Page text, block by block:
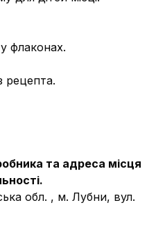
флаконах.
рецепта.
та адреса місця
обл. , м. Лубни, вул.